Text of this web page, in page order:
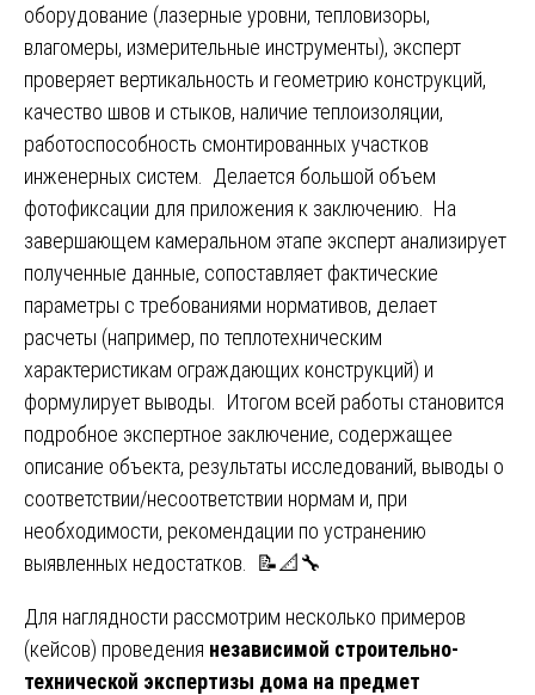
оборудование (лазерные уровни, тепловизоры,
влагомеры, измерительные инструменты), эксперт
проверяет вертикальность и геометрию конструкций,
качество швов и стыков, наличие теплоизоляции,
работоспособность смонтированных участков
инженерных систем. Делается большой объем
фотофиксации для приложения к заключению. На
завершающем камеральном этапе эксперт анализирует
полученные данные, сопоставляет фактические
параметры с требованиями нормативов, делает
расчеты (например, по теплотехническим
характеристикам ограждающих конструкций) и
формулирует выводы. Итогом всей работы становится
подробное экспертное заключение, содержащее
описание объекта, результаты исследований, выводы о
соответствии/несоответствии нормам и, при
необходимости, рекомендации по устранению
выявленных недостатков. 📝📐🔧
Для наглядности рассмотрим несколько примеров
(кейсов) проведения независимой строительно-
технической экспертизы дома на предмет